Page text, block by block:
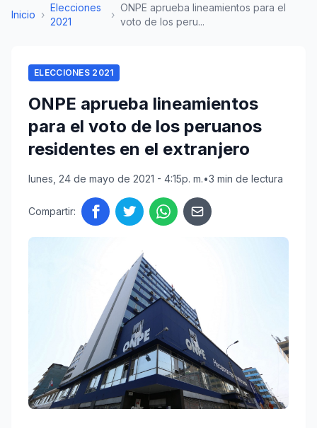
Inicio ›
Elecciones
2021
›
ONPE aprueba lineamientos para el
voto de los peru...
ELECCIONES 2021
ONPE aprueba lineamientos
para el voto de los peruanos
residentes en el extranjero
lunes, 24 de mayo de 2021 - 4:15p. m.•3 min de lectura
Compartir: